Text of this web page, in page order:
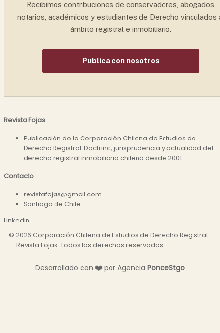
Recibimos contribuciones de conservadores, abogados,
notarios, académicos y estudiantes de Derecho vinculados
ámbito registral e inmobiliario.
Publica con nosotros
Revista Fojas
Publicación de la Corporación Chilena de Estudios de
Derecho Registral. Doctrina, jurisprudencia y actualidad del
derecho registral inmobiliario chileno desde 2001.
Contacto
revistafojas@gmail.com
Santiago de Chile
Linkedin
© 2026 Corporación Chilena de Estudios de Derecho Registral
— Revista Fojas. Todos los derechos reservados.
Desarrollado con❤️por Agencia PonceStgo